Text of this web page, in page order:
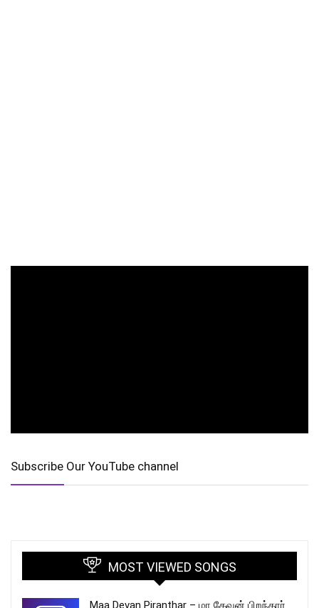
Subscribe Our YouTube channel
MOST VIEWED SONGS
Maa Devan Piranthar – மா தேவன் பிறந்தார்